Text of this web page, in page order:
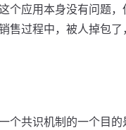
个应用本身没有问题
售过程中，被人掉包
个共识机制的一个目